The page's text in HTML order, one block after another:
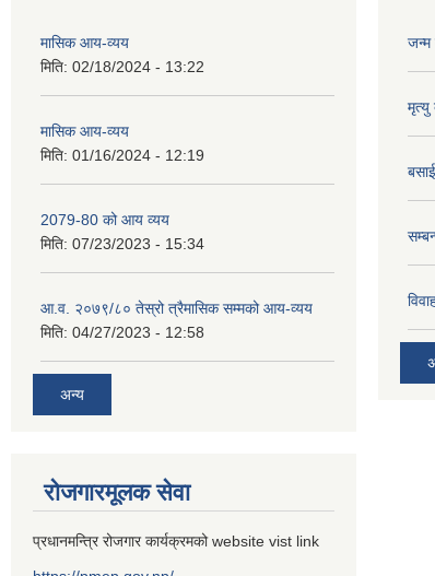
मासिक आय-व्यय
मिति: 02/18/2024 - 13:22
मासिक आय-व्यय
मिति: 01/16/2024 - 12:19
2079-80 को आय व्यय
मिति: 07/23/2023 - 15:34
आ.व. २०७९/८० तेस्रो त्रैमासिक सम्मको आय-व्यय
मिति: 04/27/2023 - 12:58
अन्य
जन्म
मृत्यु
रोजगारमूलक सेवा
प्रधानमन्त्रि रोजगार कार्यक्रमको website vist link